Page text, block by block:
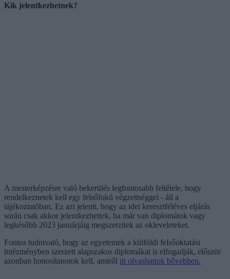
Kik jelentkezhetnek?
A mesterképzésre való bekerülés legfontosabb feltétele, hogy
rendelkeznetek kell egy felsőfokú végzettséggel - áll a
tájékoztatóban. Ez azt jelenti, hogy az idei keresztféléves eljárás
során csak akkor jelentkezhettek, ha már van diplomátok vagy
legkésőbb 2023 januárjáig megszerzitek az okleveleteket.
Fontos tudnivaló, hogy az egyetemek a külföldi felsőoktatási
intézményben szerzett alapszakos diplomákat is elfogadják, először
azonban honosítanotok kell, amiről itt olvashattok bővebben.